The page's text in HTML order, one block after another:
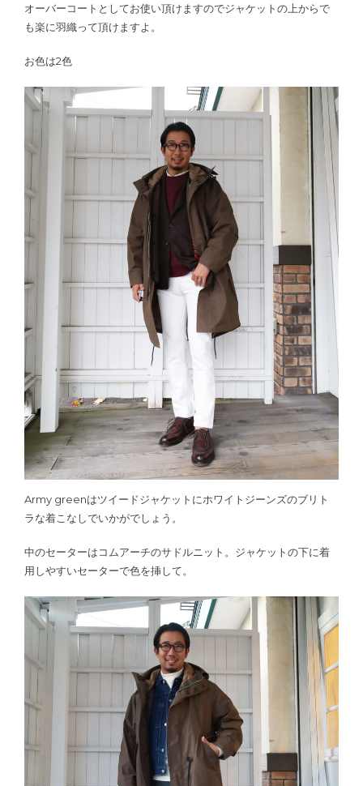
オーバーコートとしてお使い頂けますのでジャケットの上からで
も楽に羽織って頂けますよ。
お色は2色
Army greenはツイードジャケットにホワイトジーンズのブリト
ラな着こなしでいかがでしょう。
中のセーターはコムアーチのサドルニット。ジャケットの下に着
用しやすいセーターで色を挿して。